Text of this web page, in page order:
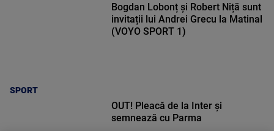
SPORT
Bogdan Lobonț și Robert Niță sunt
invitații lui Andrei Grecu la Matinal
(VOYO SPORT 1)
OUT! Pleacă de la Inter și
semnează cu Parma